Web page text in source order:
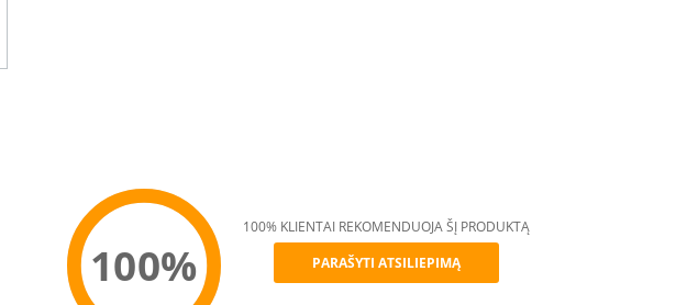
100%
100% KLIENTAI REKOMENDUOJA ŠĮ PRODUKTĄ
PARAŠYTI ATSILIEPIMĄ